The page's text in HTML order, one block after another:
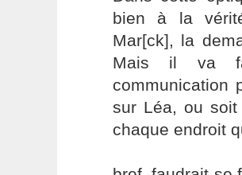
bien à la
Mar[ck], la
Mais il va
communication
sur Léa, ou soit
chaque endroit